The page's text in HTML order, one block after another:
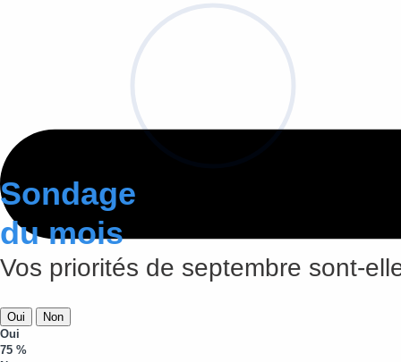
Sondage
du mois
Vos priorités de septembre sont-
Oui
Non
Oui
75 %